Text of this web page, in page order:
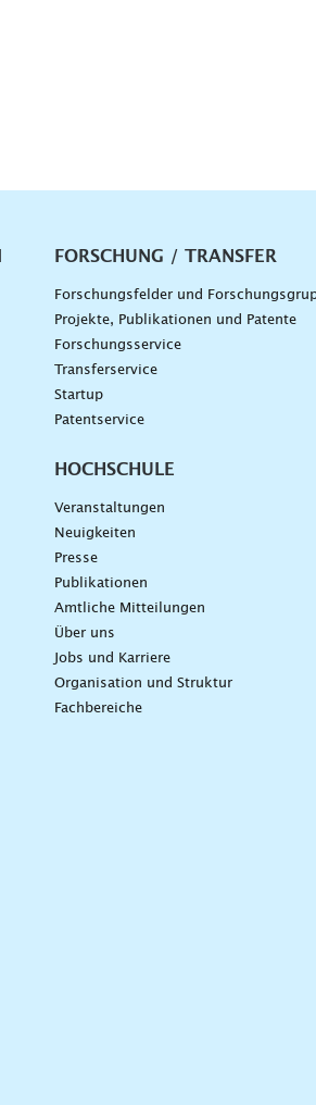
FORSCHUNG / TRANSFER
Forschungsfelder und
Projekte, Publikationen und Patente
Forschungsservice
Transferservice
Startup
Patentservice
HOCHSCHULE
Veranstaltungen
Neuigkeiten
Presse
Publikationen
Amtliche Mitteilungen
Über uns
Jobs und Karriere
Organisation und Struktur
Fachbereiche